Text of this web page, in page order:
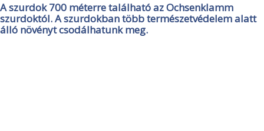
A szurdok 700 méterre található az Ochsenklamm
szurdoktól. A szurdokban több természetvédelem alatt
álló növényt csodálhatunk meg.